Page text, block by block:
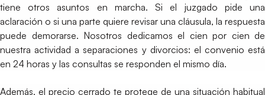
tiene otros asuntos en marcha. Si el juzgado pide una
aclaración o si una parte quiere revisar una cláusula, la respuesta
puede demorarse. Nosotros dedicamos el cien por cien de
nuestra actividad a separaciones y divorcios: el convenio está
en 24 horas y las consultas se responden el mismo día.
Además, el precio cerrado te protege de una situación habitual